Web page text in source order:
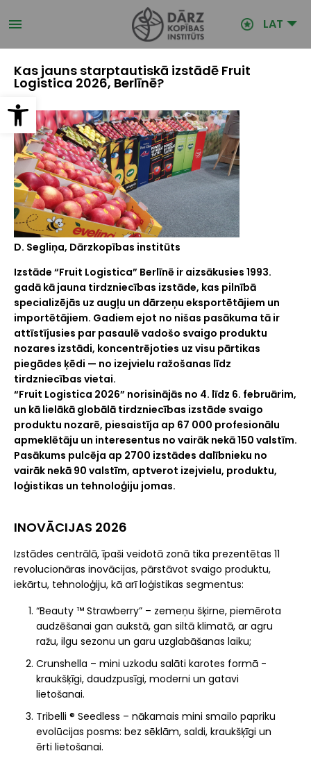
Open toolbar
uz
galveno LAT
Kas jauns starptautiskā izstādē Fruit
Logistica 2026, Berlīnē?
D. Segliņa, Dārzkopības institūts
Izstāde “Fruit Logistica” Berlīnē ir aizsākusies 1993.
gadā kā jauna tirdzniecības izstāde, kas pilnībā
specializējās uz augļu un dārzeņu eksportētājiem un
importētājiem. Gadiem ejot no nišas pasākuma tā ir
attīstījusies par pasaulē vadošo svaigo produktu
nozares izstādi, koncentrējoties uz visu pārtikas
piegādes ķēdi — no izejvielu ražošanas līdz
tirdzniecības vietai.
“Fruit Logistica 2026” norisinājās no 4. līdz 6. februārim,
un kā lielākā globālā tirdzniecības izstāde svaigo
produktu nozarē, piesaistīja ap 67 000 profesionālu
apmeklētāju un interesentus no vairāk nekā 150 valstīm.
Pasākums pulcēja ap 2700 izstādes dalībnieku no
vairāk nekā 90 valstīm, aptverot izejvielu, produktu,
loģistikas un tehnoloģiju jomas.
INOVĀCIJAS 2026
Izstādes centrālā, īpaši veidotā zonā tika prezentētas 11
revolucionāras inovācijas, pārstāvot svaigo produktu,
iekārtu, tehnoloģiju, kā arī loģistikas segmentus:
“Beauty ™ Strawberry” – zemeņu šķirne, piemērota
audzēšanai gan aukstā, gan siltā klimatā, ar agru
ražu, ilgu sezonu un garu uzglabāšanas laiku;
Crunshella – mini uzkodu salāti karotes formā -
kraukšķīgi, daudzpusīgi, moderni un gatavi
lietošanai.
Tribelli ® Seedless – nākamais mini smailo papriku
evolūcijas posms: bez sēklām, saldi, kraukšķīgi un
ērti lietošanai.